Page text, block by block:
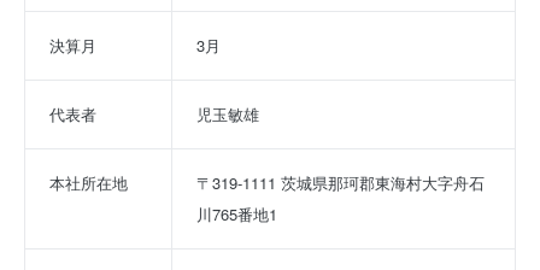
決算月 3月
代表者 児玉敏雄
本社所在地
〒319-1111 茨城県那珂郡東海村大字舟石
川765番地1